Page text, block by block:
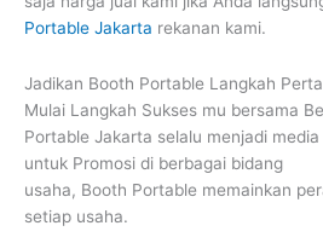
Portable Jakarta rekanan kami.
Jadikan Booth Portable Langkah
Mulai Langkah Sukses mu bersama
Portable Jakarta selalu menjadi
untuk Promosi di berbagai bidang
usaha, Booth Portable memainkan
setiap usaha.